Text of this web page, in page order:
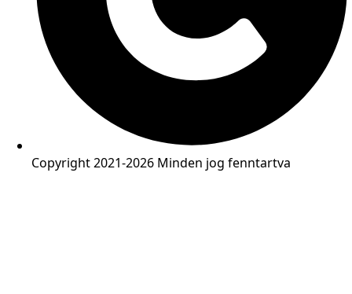
Copyright 2021-2026 Minden jog fenntartva